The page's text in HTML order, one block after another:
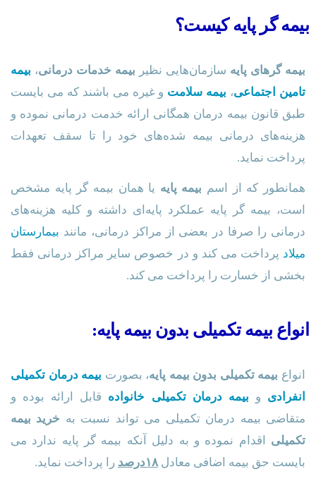
بیمه گر پایه کیست؟
بیمه گرهای پایه سازمان‌هایی نظیر بیمه خدمات درمانی، بیمه
تامین اجتماعی، بیمه سلامت و غیره می باشند که می بایست
طبق قانون بیمه درمان همگانی ارائه خدمت درمانی نموده و
هزینه‌های درمانی بیمه شده‌های خود را تا سقف تعهدات
پرداخت نماید.
همانطور که از اسم بیمه پایه یا همان بیمه گر پایه مشخص
است، بیمه گر پایه عملکرد پایه‌ای داشته و کلیه هزینه‌های
درمانی را صرفا در بعضی از مراکز درمانی، مانند بیمارستان
میلاد پرداخت می کند و در خصوص سایر مراکز درمانی فقط
بخشی از خسارت را پرداخت می کند.
انواع بیمه تکمیلی بدون بیمه پایه:
انواع بیمه تکمیلی بدون بیمه پایه، بصورت بیمه درمان تکمیلی
انفرادی و بیمه درمان تکمیلی خانواده قابل ارائه بوده و
متقاضی بیمه درمان تکمیلی می تواند نسبت به خرید بیمه
تکمیلی اقدام نموده و به دلیل آنکه بیمه گر پایه ندارد می
بایست حق بیمه اضافی معادل۱۸درصد را پرداخت نماید.